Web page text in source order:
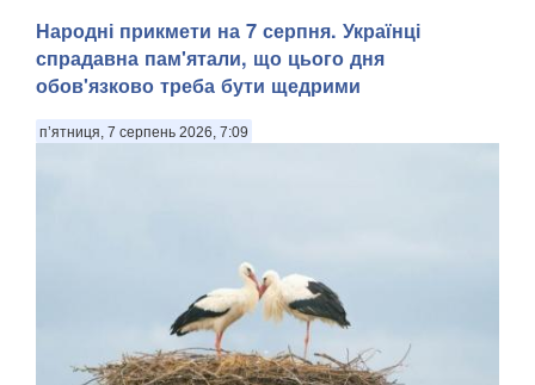
Народні прикмети на 7 серпня. Українці
спрадавна пам'ятали, що цього дня
обов'язково треба бути щедрими
п’ятниця, 7 серпень 2026, 7:09